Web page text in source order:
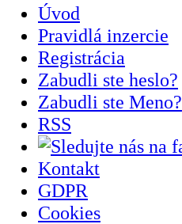
Úvod
Pravidlá inzercie
Registrácia
Zabudli ste heslo?
Zabudli ste Meno?
RSS
Kontakt
GDPR
Cookies